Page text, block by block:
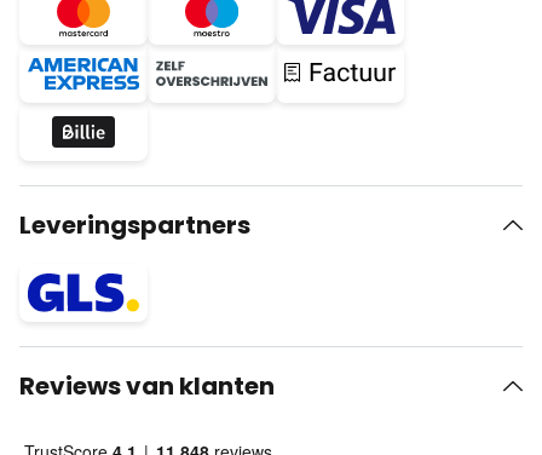
Leveringspartners
Reviews van klanten